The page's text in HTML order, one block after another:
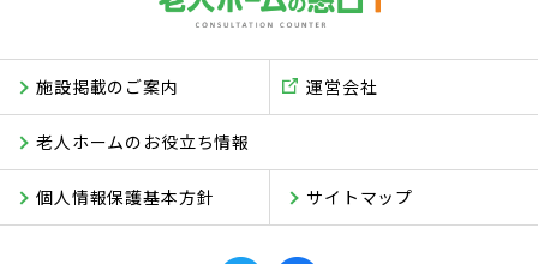
施設掲載のご案内
老人ホームのお役立ち情報
サイトマップ
運営会社
個人情報保護基本方針